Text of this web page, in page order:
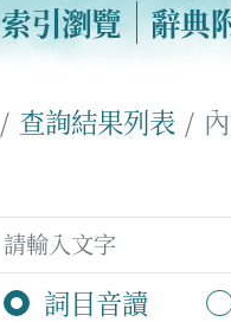
索引瀏覽 辭典
查詢結果列表
詞目音讀